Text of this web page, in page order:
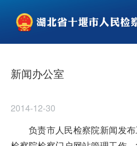
新闻办公室
2014-12-30
负责市人民检察院新闻发布